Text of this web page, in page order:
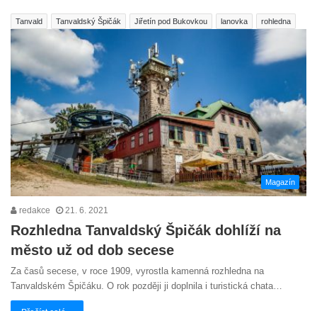
Tanvald Tanvaldský Špičák Jiřetín pod Bukovkou lanovka rohledna
Magazín
redakce 21. 6. 2021
Rozhledna Tanvaldský Špičák dohlíží na
město už od dob secese
Za časů secese, v roce 1909, vyrostla kamenná rozhledna na
Tanvaldském Špičáku. O rok později ji doplnila i turistická chata…